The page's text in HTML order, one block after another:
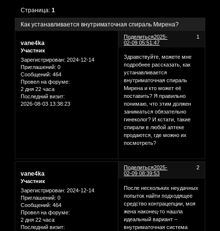
Как устанавливается внутриматочная спираль Мирена?
Страница:1
Поделиться 1
2025-
02-09 05:51:47
vane4ka
Участник
Зарегистрирован: 2024-12-14
Приглашений: 0
Сообщений: 464
Провел на форуме:
2 дня 22 часа
Последний визит:
2026-08-03 13:38:23
Здравствуйте, можете мне
подробнее рассказать, как
устанавливается
внутриматочная спираль
Мирена и кто может её
поставить? Я правильно
понимаю, что этим должен
заниматься обязательно
гинеколог? И кстати, такие
спирали в любой аптеке
продаются, где можно их
посмотреть?
Поделиться 2
2025-
02-09 08:39:53
vane4ka
Участник
Зарегистрирован: 2024-12-14
Приглашений: 0
Сообщений: 464
Провел на форуме:
2 дня 22 часа
Последний визит:
После нескольких неудачных
попыток найти подходящее
средство контрацепции, моя
жена наконец-то нашла
идеальный вариант –
внутриматочная система